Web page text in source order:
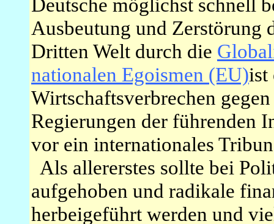
Deutsche möglichst schnell
Ausbeutung und Zerstörung
Dritten Welt durch die
nationalen Egoismen (EU)ist
Wirtschaftsverbrechen
Regierungen der führenden
vor ein internationales
Als allererstes sollte bei
aufgehoben und radikale
herbeigeführt werden und